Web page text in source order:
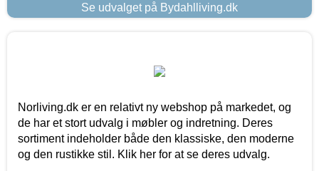
Se udvalget på Bydahlliving.dk
Norliving.dk er en relativt ny webshop på markedet, og
de har et stort udvalg i møbler og indretning. Deres
sortiment indeholder både den klassiske, den moderne
og den rustikke stil. Klik her for at se deres udvalg.